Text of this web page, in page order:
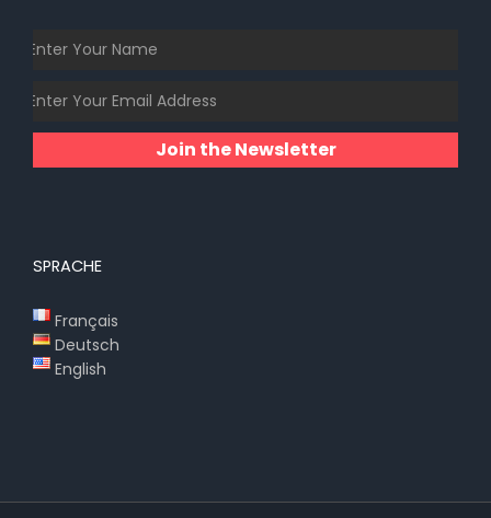
Join the Newsletter
SPRACHE
Français
Deutsch
English